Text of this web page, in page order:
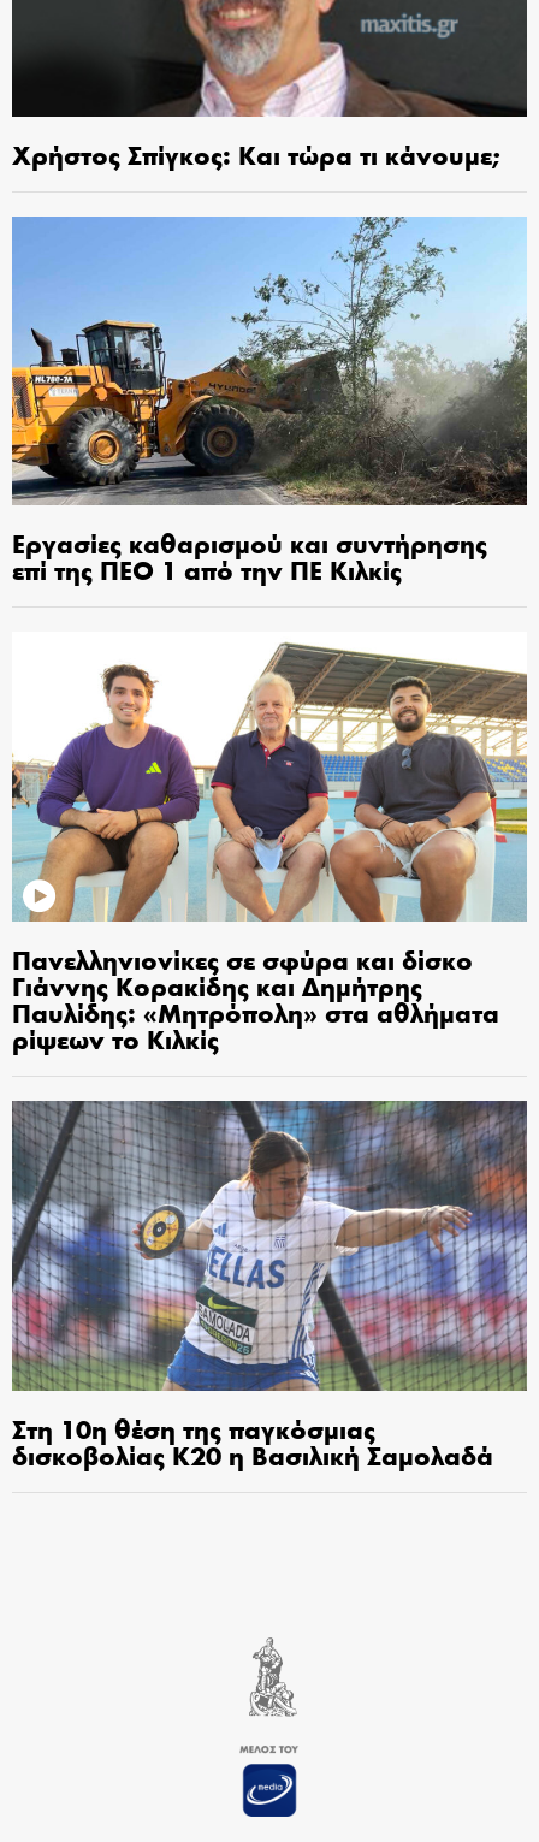
Χρήστος Σπίγκος: Και τώρα τι κάνουμε;
Εργασίες καθαρισμού και συντήρησης
επί της ΠΕΟ 1 από την ΠΕ Κιλκίς
Πανελληνιονίκες σε σφύρα και δίσκο
Γιάννης Κορακίδης και Δημήτρης
Παυλίδης: «Μητρόπολη» στα αθλήματα
ρίψεων το Κιλκίς
Στη 10η θέση της παγκόσμιας
δισκοβολίας Κ20 η Βασιλική Σαμολαδά